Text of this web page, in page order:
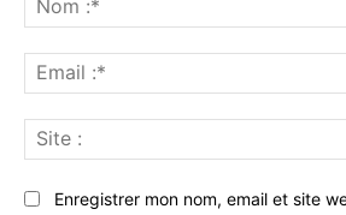
Enregistrer mon nom, email et site